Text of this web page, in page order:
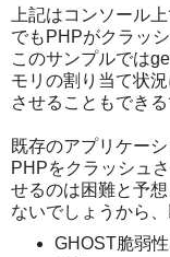
上記はコンソール
でもPHPがクラッシ
このサンプルでは
モリの割り当て状
させることもでき
既存のアプリケー
PHPをクラッシュ
せるのは困難と予
ないでしょうから
GHOST脆弱